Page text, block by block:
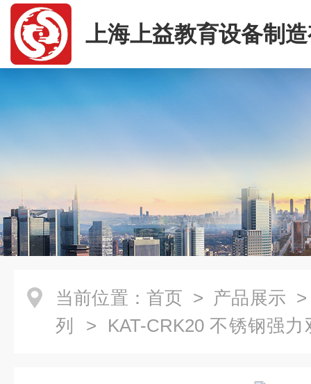
上海上益教育设备制
司
当前位置： 首页 > 产品展示
列
> KAT-CRK20 不锈钢强